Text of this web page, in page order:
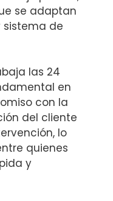
se adaptan
de
las 24
en
con la
del cliente
lo
quienes
y